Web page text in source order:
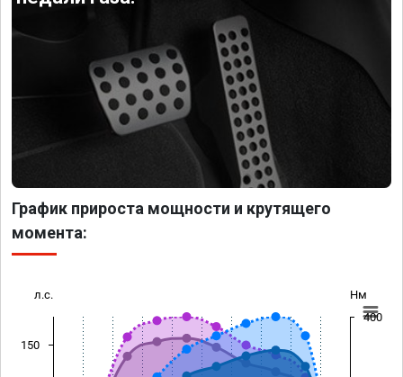
График прироста мощности и крутящего
момента:
л.с. Нм
150
400